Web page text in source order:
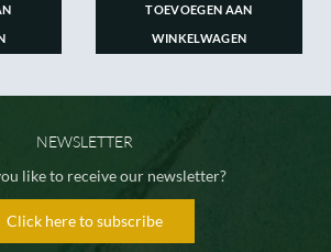
TOEVOEGEN AAN
WINKELWAGEN
NEWSLETTER
like to receive our newsletter?
Click here to subscribe